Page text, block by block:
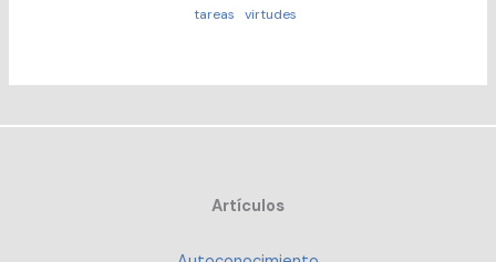
tareas virtudes
Artículos